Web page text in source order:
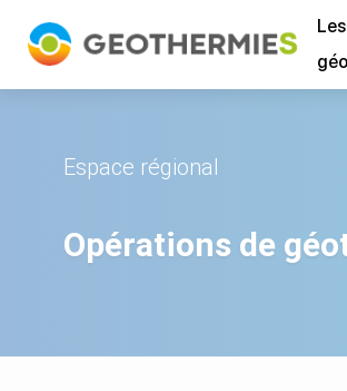
Les
Espace régional
Opérations de